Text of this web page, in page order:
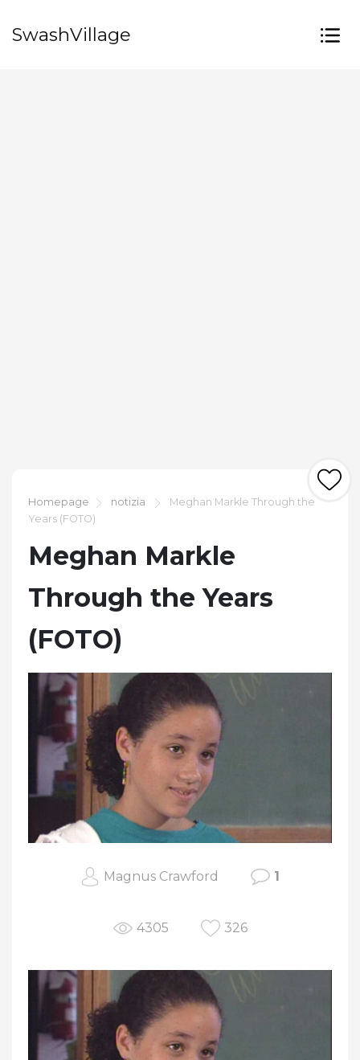
SwashVillage
Homepage notizia
Meghan Markle Through the
Years (FOTO)
Meghan Markle
Through the Years
(FOTO)
Magnus Crawford 1
4305 326